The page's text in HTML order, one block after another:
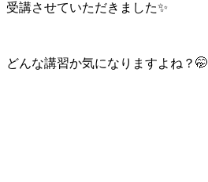
受講させていただきました✨
どんな講習か気になりますよね？🤭